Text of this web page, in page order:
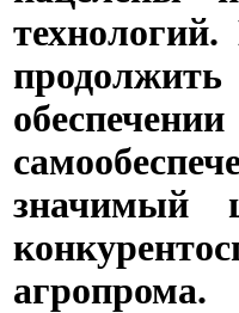
значимый
агропрома.